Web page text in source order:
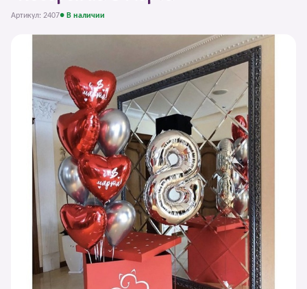
Артикул: 2407● В наличии